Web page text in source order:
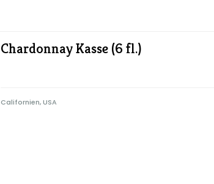
Chardonnay Kasse (6 fl.)
Californien, USA